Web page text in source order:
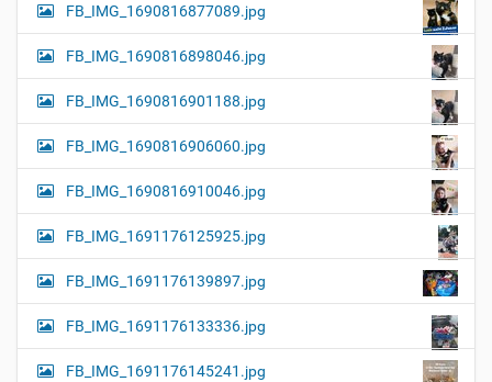
FB_IMG_1690816877089.jpg
FB_IMG_1690816898046.jpg
FB_IMG_1690816901188.jpg
FB_IMG_1690816906060.jpg
FB_IMG_1690816910046.jpg
FB_IMG_1691176125925.jpg
FB_IMG_1691176139897.jpg
FB_IMG_1691176133336.jpg
FB_IMG_1691176145241.jpg